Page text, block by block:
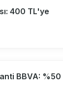
400 TL'ye
BBVA: %50